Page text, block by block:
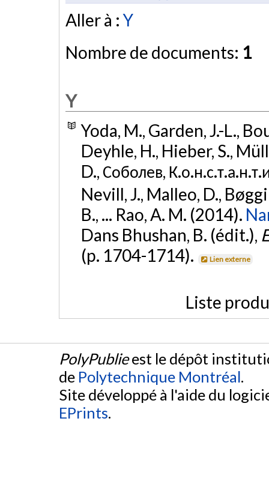
Aller à :Y
Nombre de documents: 1
Y
Yoda, M., Garden, J.-L.,
Deyhle, H., Hieber, S.,
D., Соболев,
Nevill, J., Malleo, D.,
B., ... Rao, A. M. (2014).
Dans Bhushan, B. (édit.),
(p. 1704-1714).
Lien externe
Liste
PolyPublieest le dépôt
de Polytechnique Montréal.
Site développé à l'aide du
EPrints.